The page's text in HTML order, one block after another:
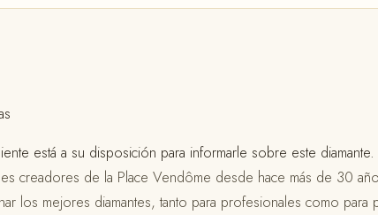
está a su disposición para informarle sobre este diamante.
creadores de la Place Vendôme desde hace más de 30
los mejores diamantes, tanto para profesionales como para